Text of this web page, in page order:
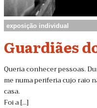
exposição individual
Guardiães
Queria conhecer pessoas.
me numa periferia cujo raio
casa.
Foi a [...]